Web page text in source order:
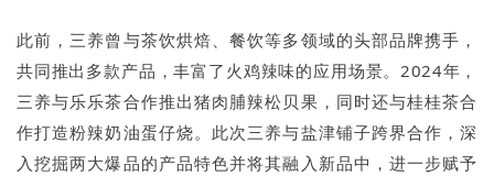
此前，三养曾与茶饮烘焙、餐饮等多领域的头部品牌携手，
共同推出多款产品，丰富了火鸡辣味的应用场景。2024年，
三养与乐乐茶合作推出猪肉脯辣松贝果，同时还与桂桂茶合
作打造粉辣奶油蛋仔烧。此次三养与盐津铺子跨界合作，深
入挖掘两大爆品的产品特色并将其融入新品中，进一步赋予